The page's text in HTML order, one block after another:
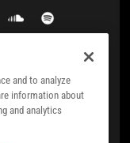
and to analyze
information about
and analytics